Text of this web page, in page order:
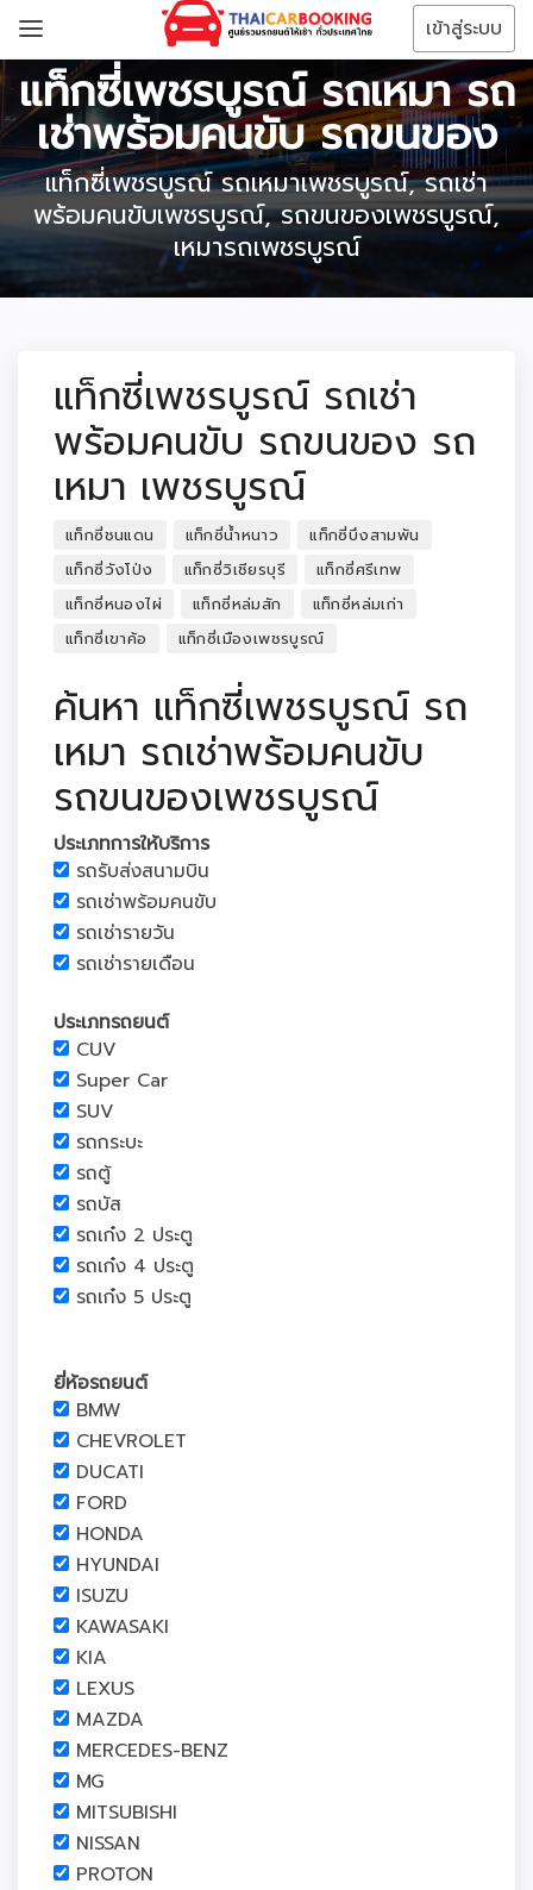
เข้าสู่ระบบ
แท็กซี่เพชรบูรณ์ รถเหมา รถ
เช่าพร้อมคนขับ รถขนของ
แท็กซี่เพชรบูรณ์ รถเหมาเพชรบูรณ์, รถเช่า
พร้อมคนขับเพชรบูรณ์, รถขนของเพชรบูรณ์,
เหมารถเพชรบูรณ์
แท็กซี่เพชรบูรณ์ รถเช่า
พร้อมคนขับ รถขนของ รถ
เหมา เพชรบูรณ์
แท็กซี่ชนแดน แท็กซี่น้ำหนาว
แท็กซี่บึงสามพัน
แท็กซี่วังโป่ง
แท็กซี่วิเชียรบุรี
แท็กซี่ศรีเทพ
แท็กซี่หนองไผ่
แท็กซี่หล่มสัก
แท็กซี่หล่มเก่า
แท็กซี่เขาค้อ
แท็กซี่เมืองเพชรบูรณ์
ค้นหา แท็กซี่เพชรบูรณ์ รถ
เหมา รถเช่าพร้อมคนขับ
รถขนของเพชรบูรณ์
ประเภทการให้บริการ
รถรับส่งสนามบิน
รถเช่าพร้อมคนขับ
รถเช่ารายวัน
รถเช่ารายเดือน
ประเภทรถยนต์
CUV
Super Car
SUV
รถกระบะ
รถตู้
รถบัส
รถเก๋ง 2 ประตู
รถเก๋ง 4 ประตู
รถเก๋ง 5 ประตู
ยี่ห้อรถยนต์
BMW
CHEVROLET
DUCATI
FORD
HONDA
HYUNDAI
ISUZU
KAWASAKI
KIA
LEXUS
MAZDA
MERCEDES-BENZ
MG
MITSUBISHI
NISSAN
PROTON